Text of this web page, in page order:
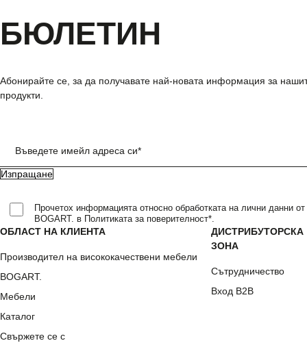
ОБЛАСТ НА КЛИЕНТА
Производител на висококачествени мебели
BOGART.
Мебели
Каталог
Свържете се с
ДИСТРИБУТОРСКА
ЗОНА
Сътрудничество
Вход B2B
БЮЛЕТИН
Абонирайте се, за да получавате най-новата информация за
продукти.
Въведете имейл адреса си*
Прочетох информацията относно обработката на лични данни от
BOGART. в Политиката за поверителност*.